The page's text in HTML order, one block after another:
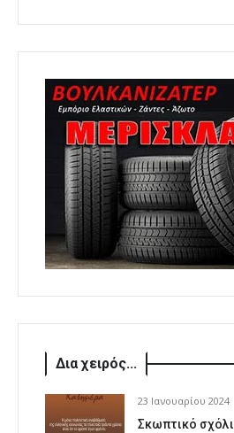
Δια χειρός...
23 Ιανουαρίου 2024
Σκωπτικό